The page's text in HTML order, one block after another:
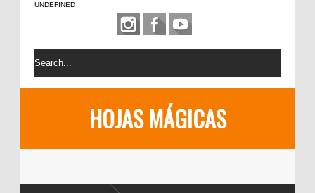
UNDEFINED
HOJAS MÁGICAS